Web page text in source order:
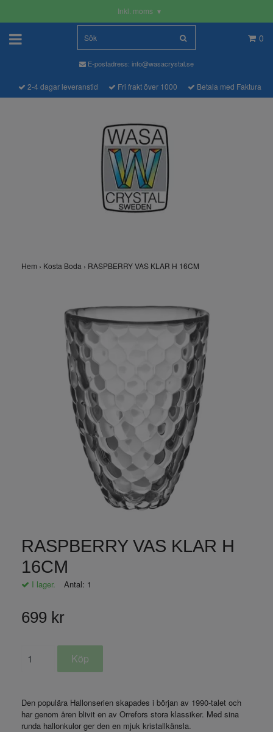
Inkl. moms ▾
0
E-postadress: info@wasacrystal.se
2-4 dagar leveranstid Fri frakt över 1000 Betala med Faktura
Hem › Kosta Boda › RASPBERRY VAS KLAR H 16CM
RASPBERRY VAS KLAR H
16CM
I lager. Antal: 1
699 kr
Den populära Hallonserien skapades i början av 1990-talet och
har genom åren blivit en av Orrefors stora klassiker. Med sina
runda hallonkulor ger den en mjuk kristallkänsla.